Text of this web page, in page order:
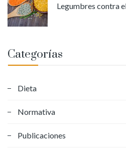
Legumbres contra
Categorías
Dieta
Normativa
Publicaciones